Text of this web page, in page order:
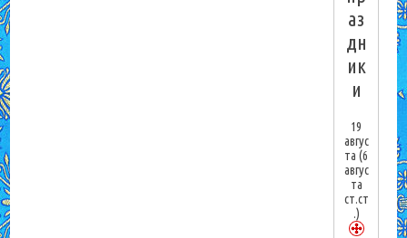
аз
дн
ик
и
19
авгус
та(6
авгус
та
ст.ст
.)